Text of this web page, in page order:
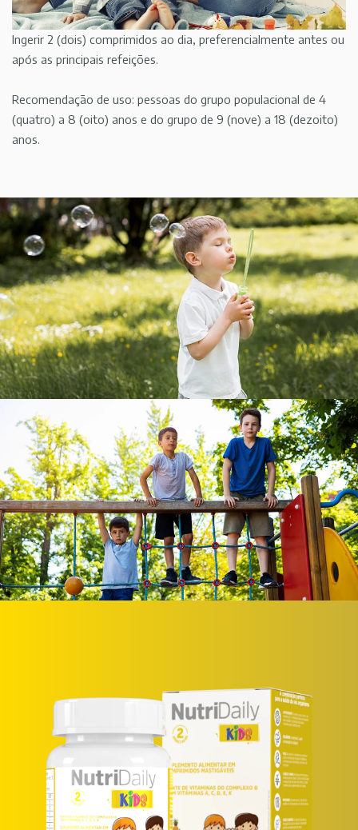
Ingerir 2 (dois) comprimidos ao dia, preferencialmente antes ou
após as principais refeições.
Recomendação de uso: pessoas do grupo populacional de 4
(quatro) a 8 (oito) anos e do grupo de 9 (nove) a 18 (dezoito)
anos.